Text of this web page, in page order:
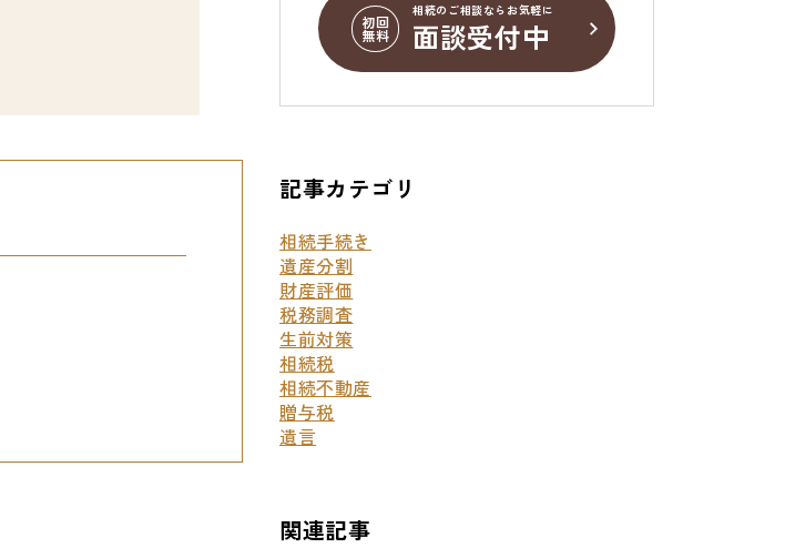
初回
無料
相続のご相談ならお気軽に
面談受付中
記事カテゴリ
相続手続き
遺産分割
財産評価
税務調査
生前対策
相続税
相続不動産
贈与税
遺言
関連記事